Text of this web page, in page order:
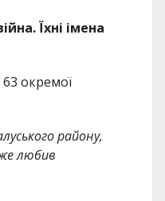
Їхні імена
окремої
району,
любив